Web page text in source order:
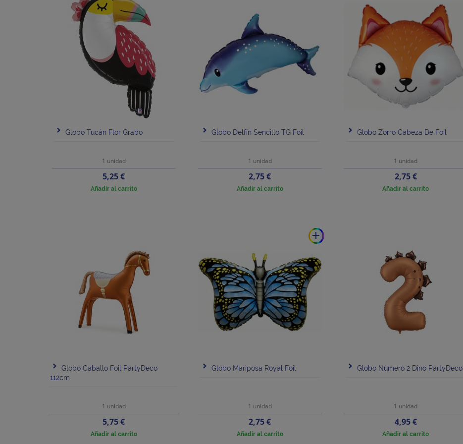
Globo Tucán Flor Grabo
1 unidad
Precio
5,25 €
Añadir al carrito
Globo Delfín Sencillo TG Foil
1 unidad
Precio
2,75 €
Añadir al carrito
Globo Zorro Cabeza De Foil
1 unidad
Precio
2,75 €
Añadir al carrito
Globo Caballo Foil PartyDeco
112cm
1 unidad
Precio
5,75 €
Añadir al carrito
add
Globo Mariposa Royal Foil
1 unidad
Precio
2,75 €
Añadir al carrito
Globo Número 2 Dino PartyDeco
1 unidad
Precio
4,95 €
Añadir al carrito